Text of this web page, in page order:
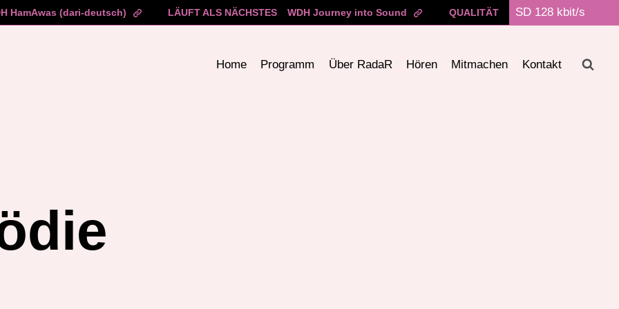
HamAwas (dari-deutsch) LÄUFT ALS NÄCHSTES WDH Journey into Sound QUALITÄT
Home Programm Über RadaR Hören Mitmachen Kontakt